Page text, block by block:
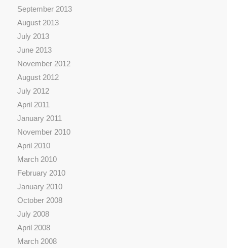
September 2013
August 2013
July 2013
June 2013
November 2012
August 2012
July 2012
April 2011
January 2011
November 2010
April 2010
March 2010
February 2010
January 2010
October 2008
July 2008
April 2008
March 2008